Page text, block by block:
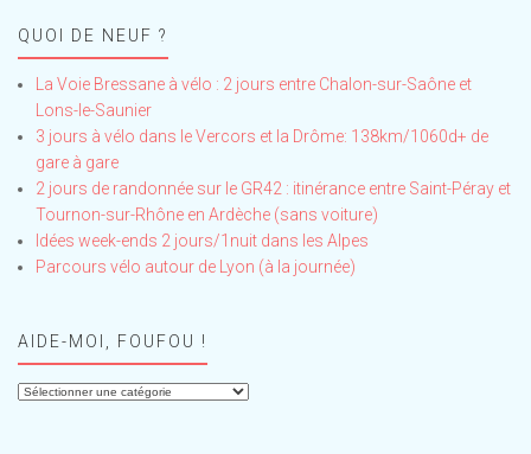
QUOI DE NEUF ?
La Voie Bressane à vélo : 2 jours entre Chalon-sur-Saône et
Lons-le-Saunier
3 jours à vélo dans le Vercors et la Drôme: 138km/1060d+ de
gare à gare
2 jours de randonnée sur le GR42 : itinérance entre Saint-Péray et
Tournon-sur-Rhône en Ardèche (sans voiture)
Idées week-ends 2 jours/1nuit dans les Alpes
Parcours vélo autour de Lyon (à la journée)
AIDE-MOI, FOUFOU !
Aide-